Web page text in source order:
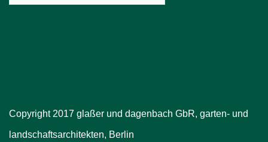
Copyright 2017 glaßer und dagenbach GbR, garten- und
landschaftsarchitekten, Berlin